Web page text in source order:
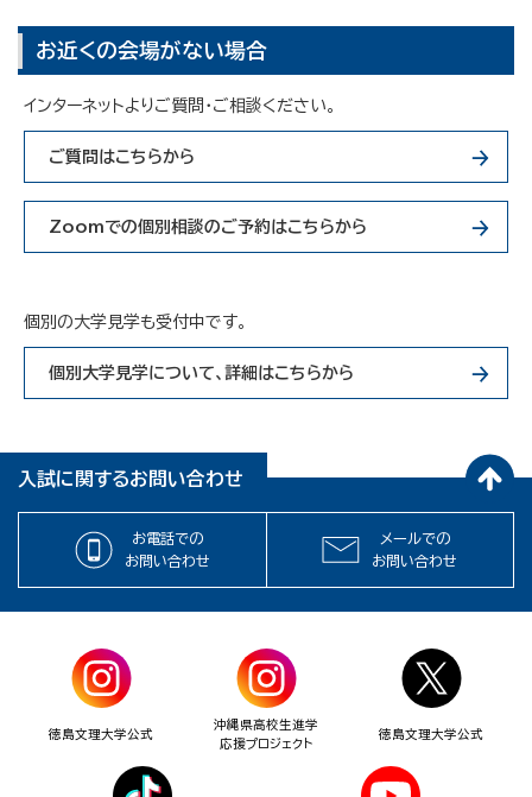
お近くの会場がない場合
インターネットよりご質問・ご相談ください。
ご質問はこちらから
Zoomでの個別相談のご予約はこちらから
個別の大学見学も受付中です。
個別大学見学について、詳細はこちらから
入試に関するお問い合わせ
お電話での
お問い合わせ
メールでの
お問い合わせ
徳島文理大学公式
沖縄県高校生進学
応援プロジェクト
徳島文理大学公式